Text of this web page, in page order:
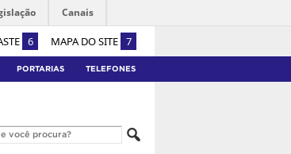
6 MAPA DO SITE 7
Canais
PORTARIAS TELEFONES